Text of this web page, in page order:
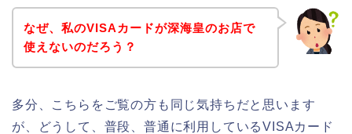
なぜ、私のVISAカードが深海皇のお店で
使えないのだろう？
多分、こちらをご覧の方も同じ気持ちだと思います
が、どうして、普段、普通に利用しているVISAカード